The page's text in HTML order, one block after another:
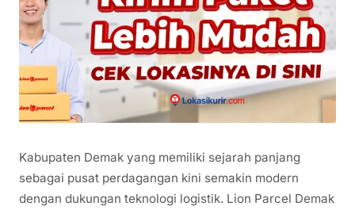
Kabupaten Demak yang memiliki sejarah panjang
sebagai pusat perdagangan kini semakin modern
dengan dukungan teknologi logistik. Lion Parcel Demak